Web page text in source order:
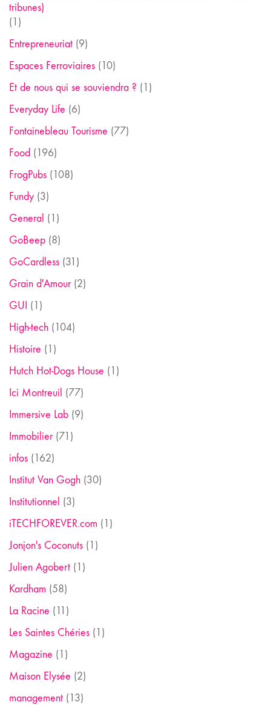
tribunes)
(1)
Entrepreneuriat (9)
Espaces Ferroviaires (10)
Et de nous qui se souviendra ? (1)
Everyday Life (6)
Fontainebleau Tourisme (77)
Food (196)
FrogPubs (108)
Fundy (3)
General (1)
GoBeep (8)
GoCardless (31)
Grain d'Amour(2)
GUI (1)
High-tech (104)
Histoire (1)
Hutch Hot-Dogs House (1)
Ici Montreuil (77)
Immersive Lab (9)
Immobilier(71)
infos (162)
Institut Van Gogh (30)
Institutionnel (3)
iTECHFOREVER.com (1)
Jonjon's Coconuts (1)
Julien Agobert (1)
Kardham (58)
La Racine (11)
Les Saintes Chéries (1)
Magazine (1)
Maison Elysée (2)
management (13)